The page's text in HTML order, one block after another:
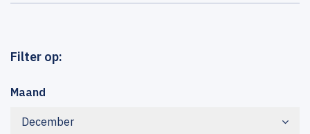
Filter op:
Maand
December